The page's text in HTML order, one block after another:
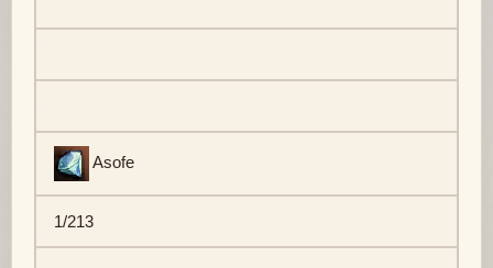
Asofe
1/213